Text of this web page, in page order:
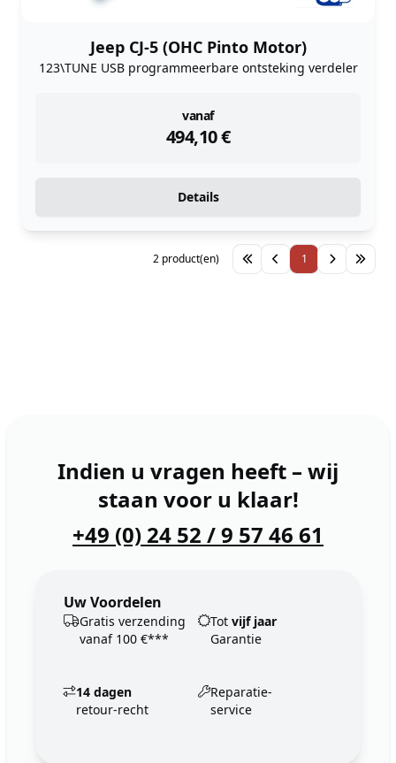
Jeep CJ-5 (OHC Pinto Motor)
123\TUNE USB programmeerbare ontsteking verdeler
vanaf
494,10€
instock
Details
1
2 product(en)
Indien u vragen heeft – wij
staan voor u klaar!
+49 (0) 24 52 / 9 57 46 61
Uw Voordelen
Gratis verzending
vanaf 100 €***
Tot vijf jaar
Garantie
14 dagen
retour-recht
Reparatie-
service